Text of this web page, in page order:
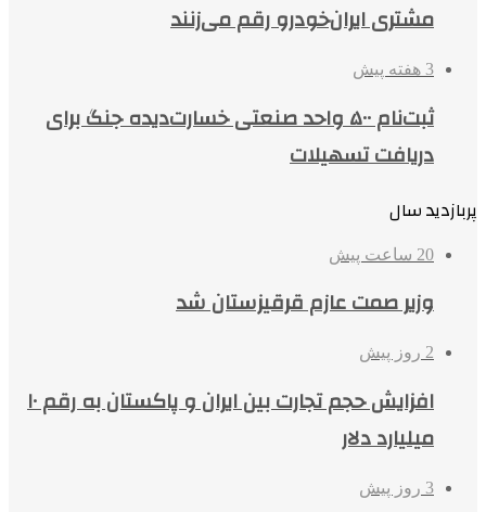
مشتری ایران‌خودرو رقم می‌زنند
3 هفته پیش
ثبت‌نام ۵۰۰ واحد صنعتی خسارت‌دیده جنگ برای
دریافت تسهیلات
پربازدید سال
20 ساعت پیش
وزیر صمت عازم قرقیزستان شد
2 روز پیش
افزایش حجم تجارت بین ایران و پاکستان به رقم ۱۰
میلیارد دلار
3 روز پیش